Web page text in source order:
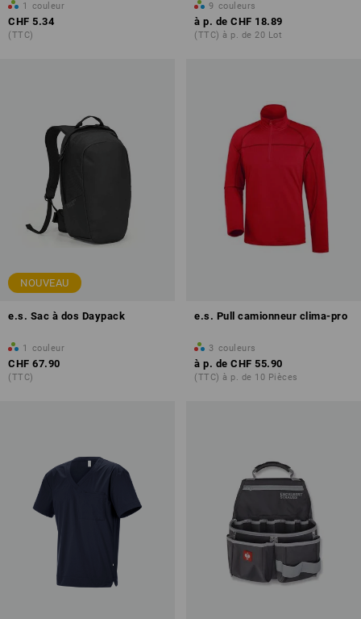
1 couleur
CHF 5.34
(TTC)
9 couleurs
à p. de CHF 18.89
(TTC) à p. de 20 Lot
NOUVEAU
e.s. Sac à dos Daypack
1 couleur
CHF 67.90
(TTC)
e.s. Pull camionneur clima-pro
3 couleurs
à p. de CHF 55.90
(TTC) à p. de 10 Pièces